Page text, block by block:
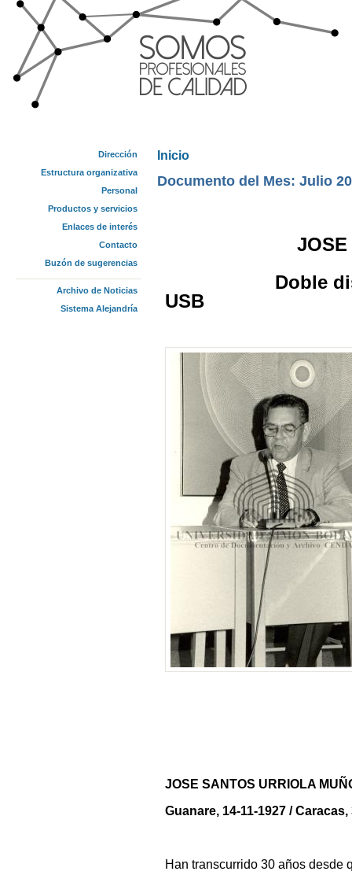
Inicio
Documento del Mes: Julio
JOSE
Doble
USB
JOSE SANTOS URRIOLA
Guanare, 14-11-1927 / Caracas,
Han transcurrido 30 años desde
Dirección
Estructura organizativa
Personal
Productos y servicios
Enlaces de interés
Contacto
Buzón de sugerencias
Archivo de Noticias
Sistema Alejandría